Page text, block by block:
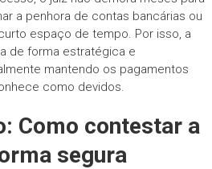
a penhora de contas bancárias ou
espaço de tempo. Por isso, a
de forma estratégica e
mantendo os pagamentos
como devidos.
Como contestar a
segura